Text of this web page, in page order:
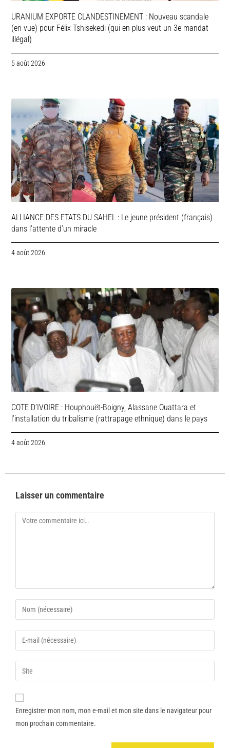
URANIUM EXPORTE CLANDESTINEMENT : Nouveau scandale
(en vue) pour Félix Tshisekedi (qui en plus veut un 3e mandat
illégal)
5 août 2026
ALLIANCE DES ETATS DU SAHEL : Le jeune président (français)
dans l’attente d’un miracle
4 août 2026
COTE D’IVOIRE : Houphouët-Boigny, Alassane Ouattara et
l’installation du tribalisme (rattrapage ethnique) dans le pays
4 août 2026
Laisser un commentaire
Enregistrer mon nom, mon e-mail et mon site dans le navigateur pour
mon prochain commentaire.